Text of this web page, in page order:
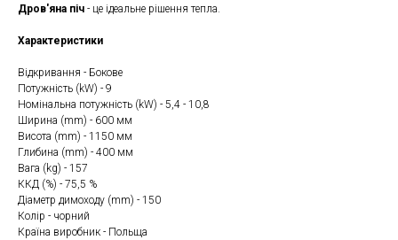
Дров'яна піч - це ідеальне рішення тепла.
Характеристики
Відкривання - Бокове
Потужність (kW) - 9
Номінальна потужність (kW) - 5,4 - 10,8
Ширина (mm) - 600 мм
Висота (mm) - 1150 мм
Глибина (mm) - 400 мм
Вага (kg) - 157
ККД (%) - 75,5 %
Діаметр димоходу (mm) - 150
Колір - чорний
Країна виробник - Польща